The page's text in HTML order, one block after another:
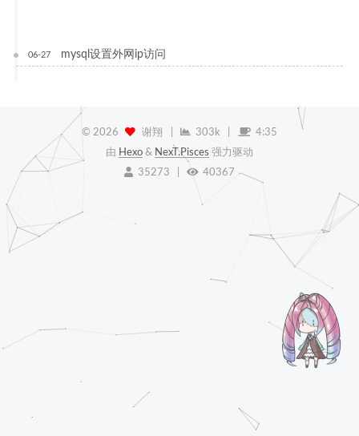
06-27 mysql设置外网ip访问
© 2026 谢翔 303k 4:35
由 Hexo & NexT.Pisces 强力驱动
35273 40367